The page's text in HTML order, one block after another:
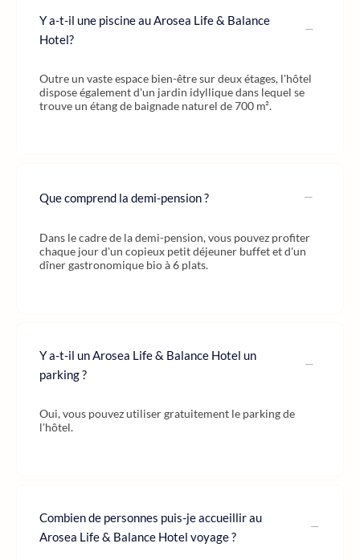
Y a-t-il une piscine au Arosea Life & Balance
Hotel?
Outre un vaste espace bien-être sur deux étages, l'hôtel
dispose également d'un jardin idyllique dans lequel se
trouve un étang de baignade naturel de 700 m².
Que comprend la demi-pension ?
Dans le cadre de la demi-pension, vous pouvez profiter
chaque jour d'un copieux petit déjeuner buffet et d'un
dîner gastronomique bio à 6 plats.
Y a-t-il un Arosea Life & Balance Hotel un
parking ?
Oui, vous pouvez utiliser gratuitement le parking de
l'hôtel.
Combien de personnes puis-je accueillir au
Arosea Life & Balance Hotel voyage ?